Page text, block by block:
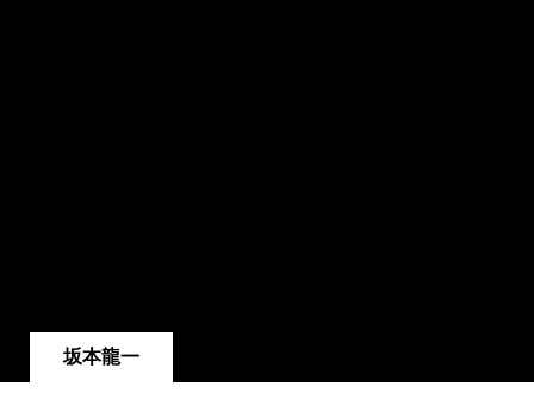
坂本龍一